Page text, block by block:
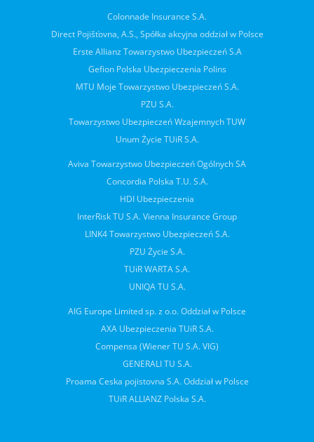
Colonnade Insurance S.A.
Direct Pojišťovna, A.S., Spółka akcyjna oddział w Polsce
Erste Allianz Towarzystwo Ubezpieczeń S.A
Gefion Polska Ubezpieczenia Polins
MTU Moje Towarzystwo Ubezpieczeń S.A.
PZU S.A.
Towarzystwo Ubezpieczeń Wzajemnych TUW
Unum Życie TUiR S.A.
Aviva Towarzystwo Ubezpieczeń Ogólnych SA
Concordia Polska T.U. S.A.
HDI Ubezpieczenia
InterRisk TU S.A. Vienna Insurance Group
LINK4 Towarzystwo Ubezpieczeń S.A.
PZU Życie S.A.
TUiR WARTA S.A.
UNIQA TU S.A.
AIG Europe Limited sp. z o.o. Oddział w Polsce
AXA Ubezpieczenia TUiR S.A.
Compensa (Wiener TU S.A. VIG)
GENERALI TU S.A.
Proama Ceska pojistovna S.A. Oddział w Polsce
TUiR ALLIANZ Polska S.A.